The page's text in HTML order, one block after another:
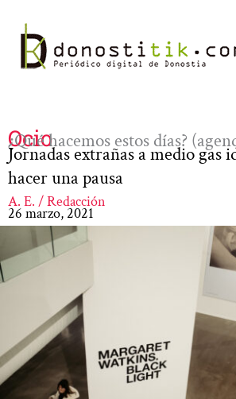
contenido
Ocio
¿Qué hacemos estos días?
Jornadas extrañas a medio gas
hacer una pausa
A. E. / Redacción
26 marzo, 2021